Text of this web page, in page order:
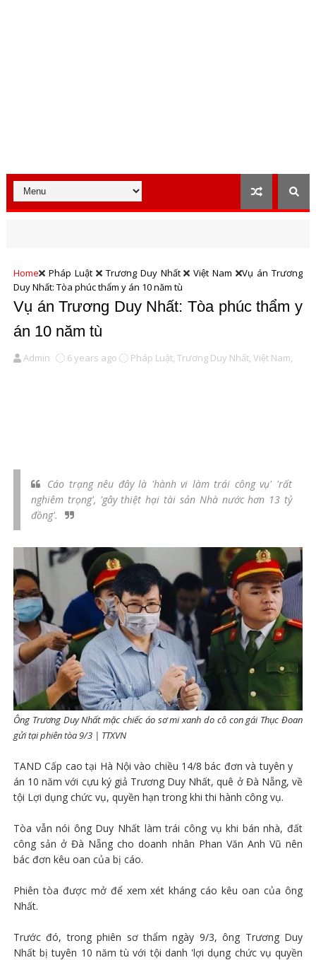
Home Pháp Luật Trương Duy Nhất Việt Nam
Vụ án Trương
Duy Nhất: Tòa phúc thẩm y án 10 năm tù
Vụ án Trương Duy Nhất: Tòa phúc thẩm y
án 10 năm tù
Admin 6 years ago Pháp Luật, Trương Duy Nhất, Việt Nam,
Cáo trạng nêu đây là 'hành vi làm trái công vụ' 'rất
nghiêm trọng', 'gây thiệt hại tài sản Nhà nước hơn 13 tỷ
đồng'.
Ông Trương Duy Nhất mặc chiếc áo sơ mi xanh do cô con gái Thục Đoan
gửi tại phiên tòa 9/3 | TTXVN
TAND Cấp cao tại Hà Nội vào chiều 14/8 bác đơn và tuyên y
án 10 năm với cựu ký giả Trương Duy Nhất, quê ở Đà Nẵng, về
tội Lợi dụng chức vụ, quyền hạn trong khi thi hành công vụ.
Tòa vẫn nói ông Duy Nhất làm trái công vụ khi bán nhà, đất
công sản ở Đà Nẵng cho doanh nhân Phan Văn Anh Vũ nên
bác đơn kêu oan của bị cáo.
Phiên tòa được mở để xem xét kháng cáo kêu oan của ông
Nhất.
Trước đó, trong phiên sơ thẩm ngày 9/3, ông Trương Duy
Nhất bị tuyên 10 năm tù với tội danh 'lợi dụng chức vụ quyền